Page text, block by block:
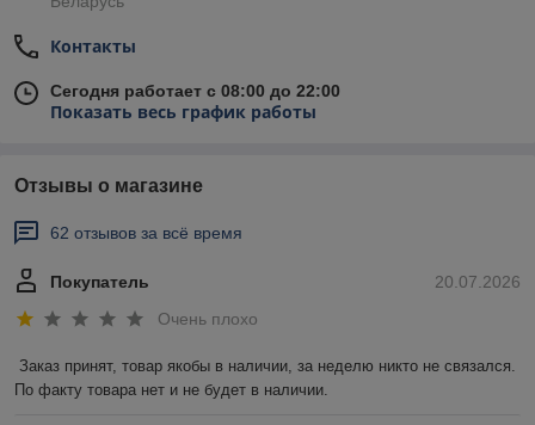
Контакты
Сегодня работает с 08:00 до 22:00
Показать весь график работы
Отзывы о магазине
62 отзывов за всё время
20.07.2026
Покупатель
Очень плохо
Заказ принят, товар якобы в наличии, за неделю никто не связался.
По факту товара нет и не будет в наличии.